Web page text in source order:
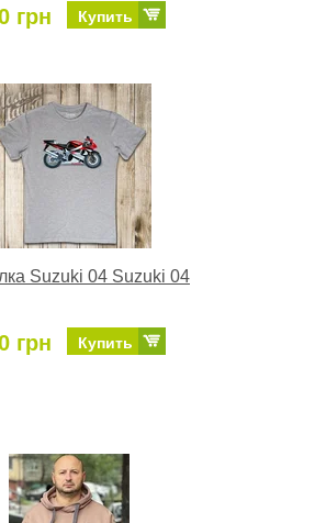
грн Купить
Suzuki 04 Suzuki 04
грн Купить